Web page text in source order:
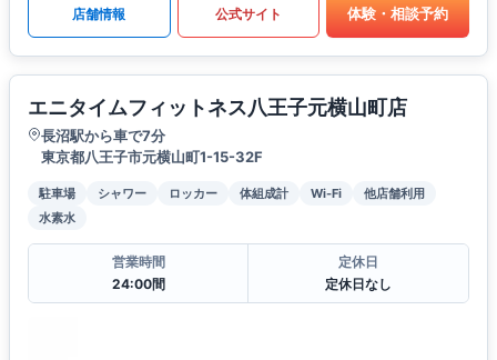
店舗情報 公式サイト 体験・相談予約
エニタイムフィットネス八王子元横山町店
長沼駅から車で7分
東京都八王子市元横山町1-15-32F
駐車場 シャワー ロッカー 体組成計 Wi-Fi
他店舗利用
水素水
営業時間
24:00間
定休日
定休日なし